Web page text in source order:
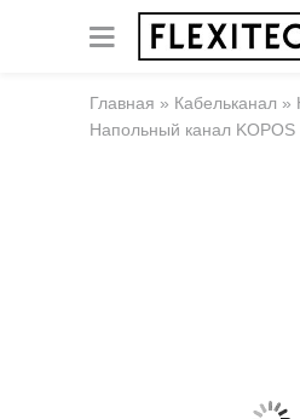
Главная » Кабельканал »
Напольный канал